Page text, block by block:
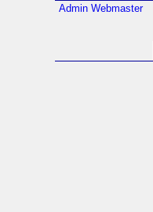
Admin Webmaster